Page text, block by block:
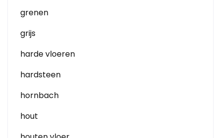
grenen
grijs
harde vloeren
hardsteen
hornbach
hout